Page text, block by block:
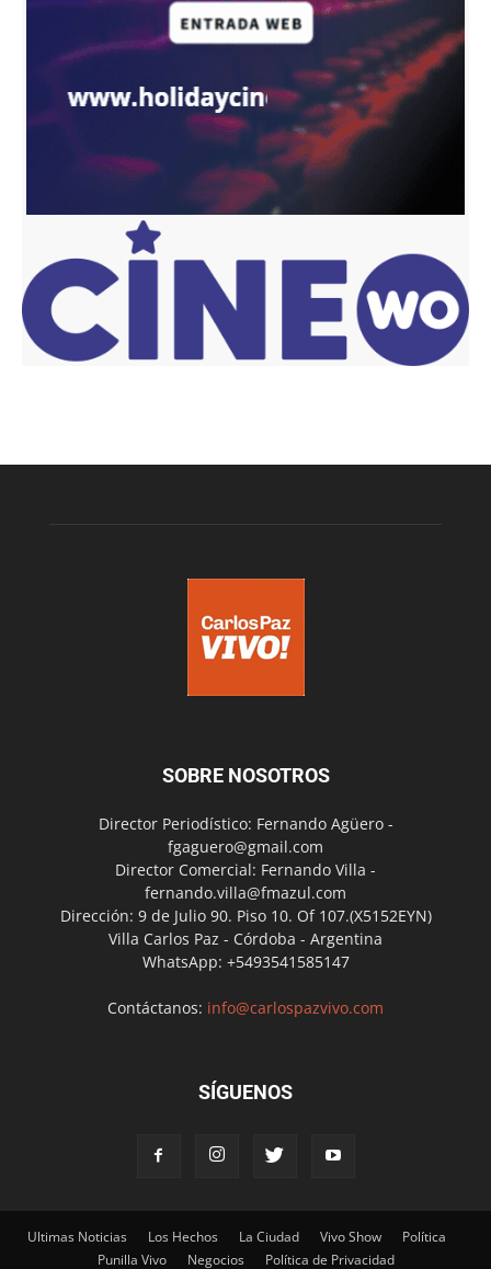
SOBRE NOSOTROS
Director Periodístico: Fernando Agüero -
fgaguero@gmail.com
Director Comercial: Fernando Villa -
fernando.villa@fmazul.com
Dirección: 9 de Julio 90. Piso 10. Of 107.(X5152EYN)
Villa Carlos Paz - Córdoba - Argentina
WhatsApp: +5493541585147
Contáctanos: info@carlospazvivo.com
SÍGUENOS
Ultimas Noticias Los Hechos La Ciudad Vivo Show
Política
Punilla Vivo
Negocios Política de Privacidad